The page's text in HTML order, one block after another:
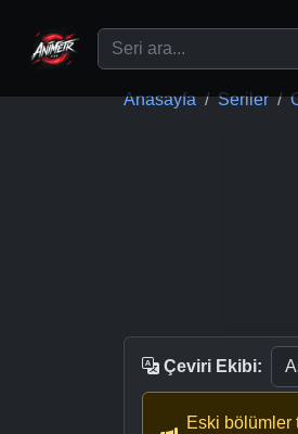
Anasayfa Seriler
Çeviri Ekibi:
Eski bölümler